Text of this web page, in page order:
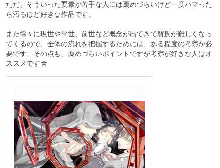
ただ、そういった要素が苦手な人には薦めづらいけど一度ハマった
ら沼るほど好きな作品です。
また徐々に現世や常世、前世など概念が出てきて解釈が難しくなっ
てくるので、全体の流れを把握するためには、ある程度の考察が必
要です。その点も、薦めづらいポイントですが考察が好きな人はオ
ススメです☆